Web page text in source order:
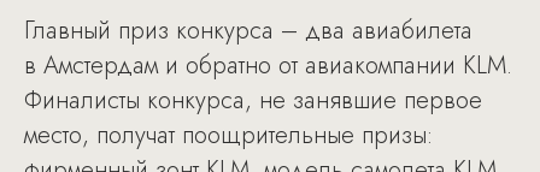
Главный приз конкурса – два авиабилета
в Амстердам и обратно от авиакомпании KLM.
Финалисты конкурса, не занявшие первое
место, получат поощрительные призы: